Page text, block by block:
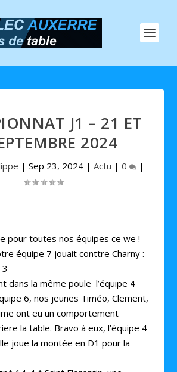
J1 – 21 ET
2024
| Sep 23, 2024 | Actu | 0 |
pour toutes nos équipes ce we !
équipe 7 jouait conttre Charny :
dans la même poule l’équipe 4
6, nos jeunes Timéo, Clement,
ont eu un comportement
la table. Bravo à eux, l’équipe 4
joue la montée en D1 pour la